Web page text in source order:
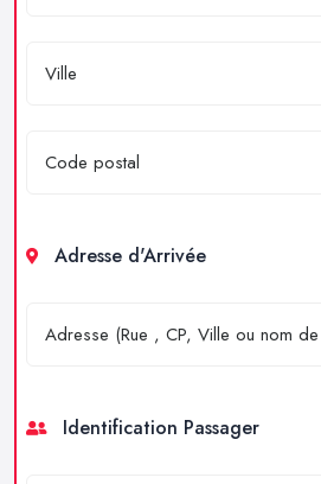
Adresse d'Arrivée
Identification Passager